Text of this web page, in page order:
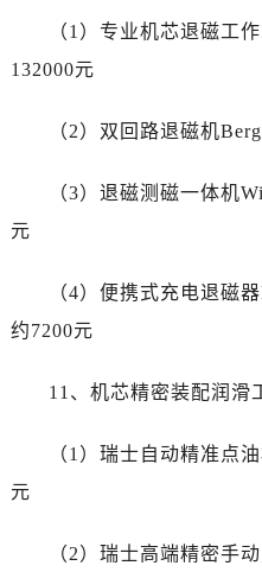
（1）专业机芯退磁工
132000元
（2）双回路退磁机
（3）退磁测磁一体机
元
（4）便携式充电退磁
约7200元
11、机芯精密装配润滑
（1）瑞士自动精准点
元
（2）瑞士高端精密手